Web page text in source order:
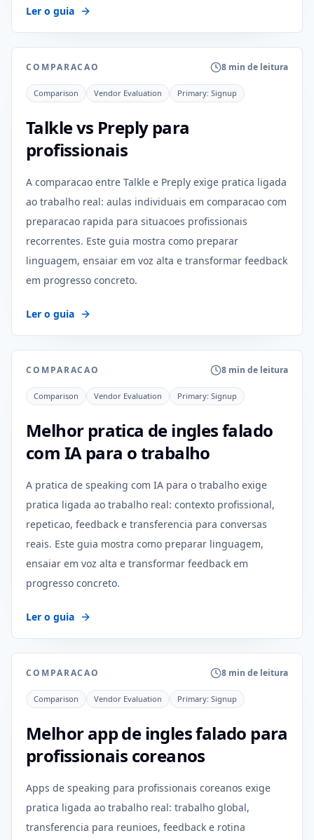
Ler o guia
COMPARACAO 8 min de leitura
Comparison Vendor Evaluation Primary: Signup
Talkle vs Preply para
profissionais
A comparacao entre Talkle e Preply exige pratica ligada
ao trabalho real: aulas individuais em comparacao com
preparacao rapida para situacoes profissionais
recorrentes. Este guia mostra como preparar
linguagem, ensaiar em voz alta e transformar feedback
em progresso concreto.
Ler o guia
COMPARACAO 8 min de leitura
Comparison Vendor Evaluation Primary: Signup
Melhor pratica de ingles falado
com IA para o trabalho
A pratica de speaking com IA para o trabalho exige
pratica ligada ao trabalho real: contexto profissional,
repeticao, feedback e transferencia para conversas
reais. Este guia mostra como preparar linguagem,
ensaiar em voz alta e transformar feedback em
progresso concreto.
Ler o guia
COMPARACAO 8 min de leitura
Comparison Vendor Evaluation Primary: Signup
Melhor app de ingles falado para
profissionais coreanos
Apps de speaking para profissionais coreanos exige
pratica ligada ao trabalho real: trabalho global,
transferencia para reunioes, feedback e rotina